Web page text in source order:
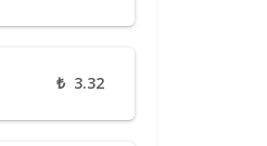
₺ 3.32